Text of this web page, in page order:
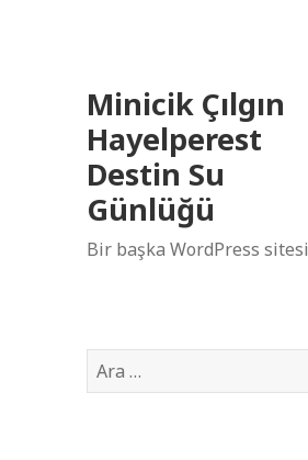
Minicik Çılgın
Hayelperest
Destin Su
Günlüğü
Bir başka WordPress sitesi
r